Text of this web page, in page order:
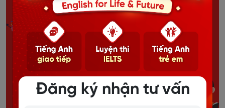
Đăng ký nhận tư vấn